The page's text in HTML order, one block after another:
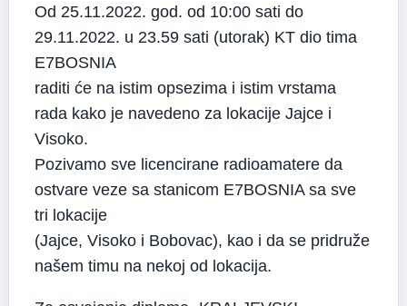
Od 25.11.2022. god. od 10:00 sati do
29.11.2022. u 23.59 sati (utorak) KT dio tima
E7BOSNIA
raditi će na istim opsezima i istim vrstama
rada kako je navedeno za lokacije Jajce i
Visoko.
Pozivamo sve licencirane radioamatere da
ostvare veze sa stanicom E7BOSNIA sa sve
tri lokacije
(Jajce, Visoko i Bobovac), kao i da se pridruže
našem timu na nekoj od lokacija.